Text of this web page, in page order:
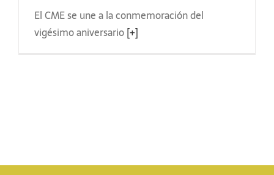
El CME se une a la conmemoración del
vigésimo aniversario[+]